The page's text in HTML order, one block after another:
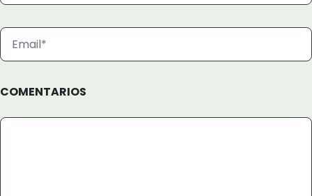
COMENTARIOS